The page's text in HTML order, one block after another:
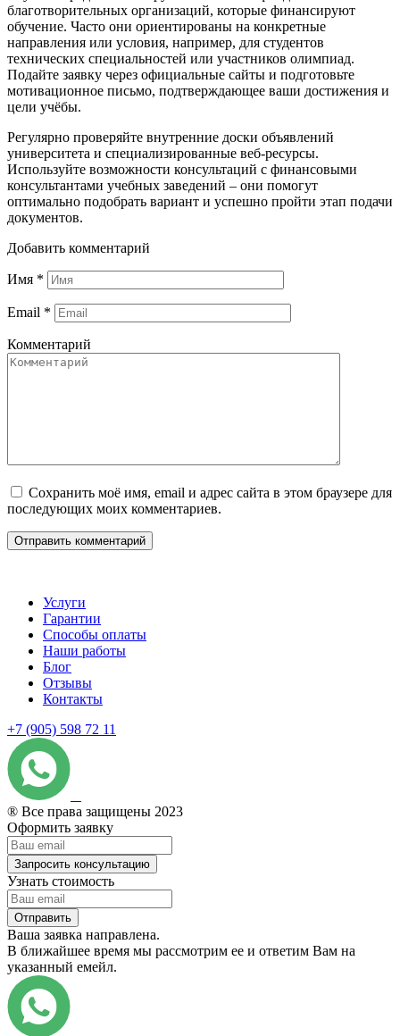
благотворительных организаций, которые финансируют
обучение. Часто они ориентированы на конкретные
направления или условия, например, для студентов
технических специальностей или участников олимпиад.
Подайте заявку через официальные сайты и подготовьте
мотивационное письмо, подтверждающее ваши достижения и
цели учёбы.
Регулярно проверяйте внутренние доски объявлений
университета и специализированные веб-ресурсы.
Используйте возможности консультаций с финансовыми
консультантами учебных заведений – они помогут
оптимально подобрать вариант и успешно пройти этап подачи
документов.
Добавить комментарий
Имя *
Email *
Комментарий
Сохранить моё имя, email и адрес сайта в этом браузере для
последующих моих комментариев.
Услуги
Гарантии
Способы оплаты
Наши работы
Блог
Отзывы
Контакты
+7 (905) 598 72 11
® Все права защищены 2023
Оформить заявку
Запросить консультацию
Узнать стоимость
Отправить
Ваша заявка направлена.
В ближайшее время мы рассмотрим ее и ответим Вам на
указанный емейл.